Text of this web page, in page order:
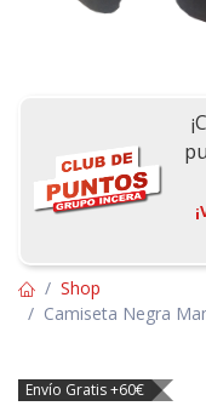
Shop
Camiseta Negra
Envío Gratis +60€